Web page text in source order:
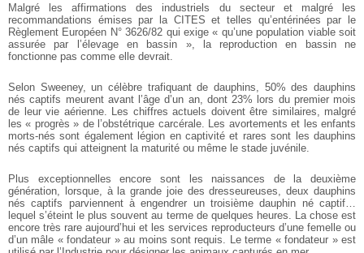
Malgré les affirmations des industriels du secteur et malgré les
recommandations émises par la CITES et telles qu’entérinées par le
Règlement Européen N° 3626/82 qui exige « qu’une population viable soit
assurée par l’élevage en bassin », la reproduction en bassin ne
fonctionne pas comme elle devrait.
Selon Sweeney, un célèbre trafiquant de dauphins, 50% des dauphins
nés captifs meurent avant l’âge d’un an, dont 23% lors du premier mois
de leur vie aérienne.
Les chiffres actuels doivent être similaires, malgré
les « progrès » de l’obstétrique carcérale. Les avortements et les enfants
morts-nés sont également légion en captivité et rares sont les dauphins
nés captifs qui atteignent la maturité ou même le stade juvénile.
Plus exceptionnelles encore sont les naissances de la deuxième
génération, lorsque, à la grande joie des dresseureuses, deux dauphins
nés captifs parviennent à engendrer un troisième dauphin né captif…
lequel s’éteint le plus souvent au terme de quelques heures. La chose est
encore très rare aujourd’hui et les services reproducteurs d’une femelle ou
d’un mâle « fondateur » au moins sont requis. Le terme « fondateur » est